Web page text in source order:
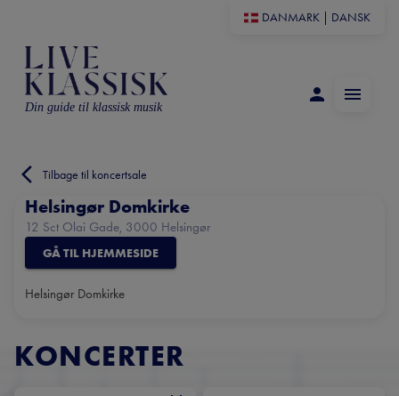
DANMARK DANSK
Din guide til klassisk musik
Tilbage til koncertsale
Helsingør Domkirke
12 Sct Olai Gade, 3000 Helsingør
GÅ TIL HJEMMESIDE
Helsingør Domkirke
KONCERTER